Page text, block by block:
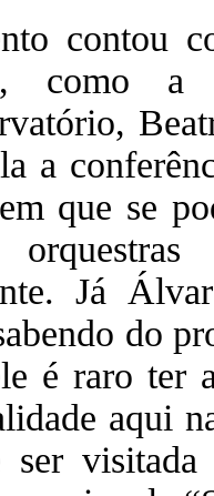
contou
como
a
que se
Já
do
é raro ter
aqui
ser